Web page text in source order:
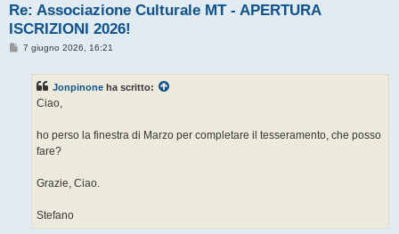
Re: Associazione Culturale MT - APERTURA
ISCRIZIONI 2026!
M7 giugno 2026, 16:21
Jonpinone ha scritto:
Ciao,
ho perso la finestra di Marzo per completare il tesseramento, che posso
fare?
Grazie, Ciao.
Stefano